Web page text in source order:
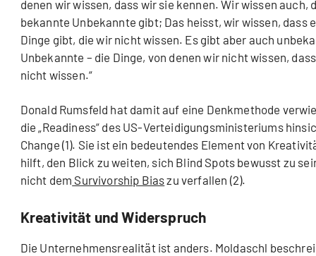
denen wir wissen, dass wir sie kennen. Wir wissen auch,
bekannte Unbekannte gibt; Das heisst, wir wissen, dass
Dinge gibt, die wir nicht wissen. Es gibt aber auch
Unbekannte – die Dinge, von denen wir nicht wissen,
nicht wissen.“
Donald Rumsfeld hat damit auf eine Denkmethode
die „Readiness“ des US-Verteidigungsministeriums
Change (1). Sie ist ein bedeutendes Element von
hilft, den Blick zu weiten, sich Blind Spots bewusst zu
nicht dem Survivorship Biaszu verfallen (2).
Kreativität und Widerspruch
Die Unternehmensrealität ist anders. Moldaschl